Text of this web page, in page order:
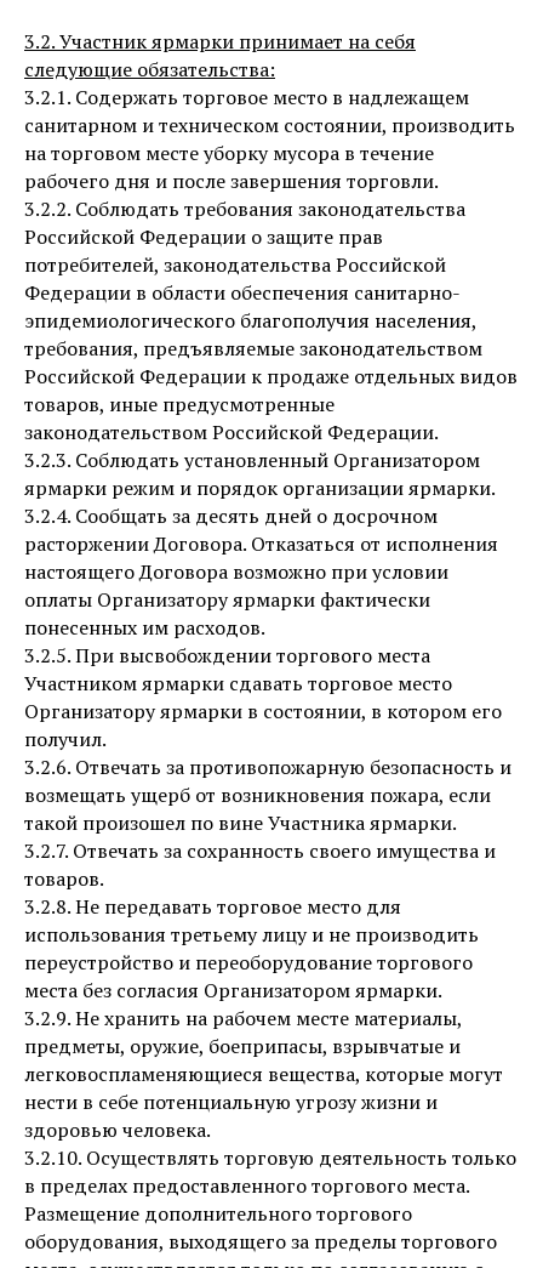
3.2. Участник ярмарки принимает на себя
следующие обязательства:
3.2.1. Содержать торговое место в надлежащем
санитарном и техническом состоянии, производить
на торговом месте уборку мусора в течение
рабочего дня и после завершения торговли.
3.2.2. Соблюдать требования законодательства
Российской Федерации о защите прав
потребителей, законодательства Российской
Федерации в области обеспечения санитарно-
эпидемиологического благополучия населения,
требования, предъявляемые законодательством
Российской Федерации к продаже отдельных видов
товаров, иные предусмотренные
законодательством Российской Федерации.
3.2.3. Соблюдать установленный Организатором
ярмарки режим и порядок организации ярмарки.
3.2.4. Сообщать за десять дней о досрочном
расторжении Договора. Отказаться от исполнения
настоящего Договора возможно при условии
оплаты Организатору ярмарки фактически
понесенных им расходов.
3.2.5. При высвобождении торгового места
Участником ярмарки сдавать торговое место
Организатору ярмарки в состоянии, в котором его
получил.
3.2.6. Отвечать за противопожарную безопасность и
возмещать ущерб от возникновения пожара, если
такой произошел по вине Участника ярмарки.
3.2.7. Отвечать за сохранность своего имущества и
товаров.
3.2.8. Не передавать торговое место для
использования третьему лицу и не производить
переустройство и переоборудование торгового
места без согласия Организатором ярмарки.
3.2.9. Не хранить на рабочем месте материалы,
предметы, оружие, боеприпасы, взрывчатые и
легковоспламеняющиеся вещества, которые могут
нести в себе потенциальную угрозу жизни и
здоровью человека.
3.2.10. Осуществлять торговую деятельность только
в пределах предоставленного торгового места.
Размещение дополнительного торгового
оборудования, выходящего за пределы торгового